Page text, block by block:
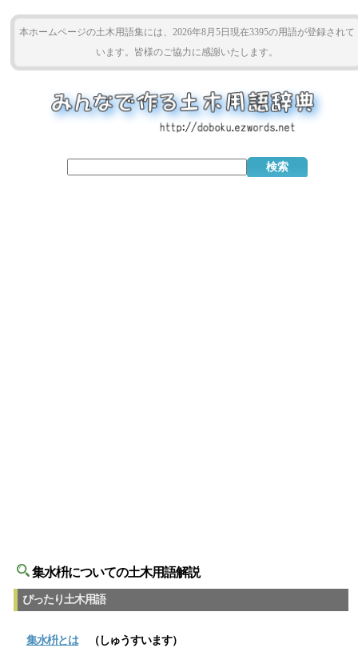
本ホームページの土木用語集には、2026年8月5日現在3395の用語が登録されて
います。皆様のご協力に感謝いたします。
集水枡についての土木用語解説
ぴったり土木用語
集水枡とは（しゅうすいます）